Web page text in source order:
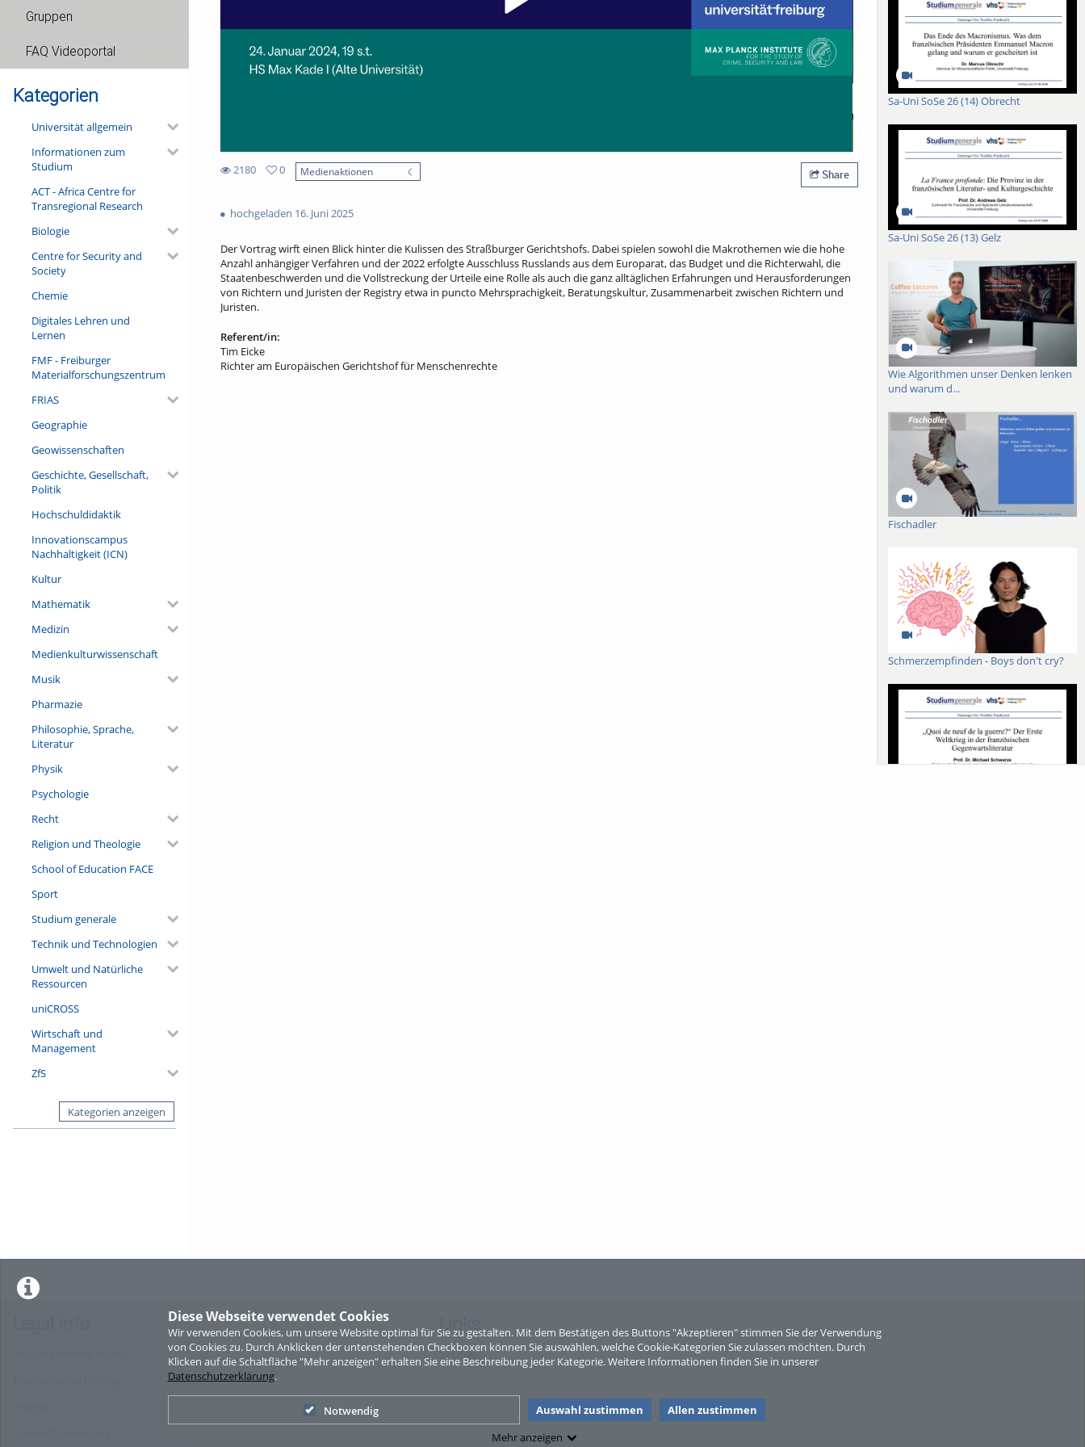
Diese Webseite verwendet Cookies
Wir verwenden Cookies, um unsere Website optimal für Sie zu gestalten. Mit dem Bestätigen des Buttons "Akzeptieren" stimmen Sie der Verwendung
von Cookies zu. Durch Anklicken der untenstehenden Checkboxen können Sie auswählen, welche Cookie-Kategorien Sie zulassen möchten. Durch
Klicken auf die Schaltfläche "Mehr anzeigen" erhalten Sie eine Beschreibung jeder Kategorie. Weitere Informationen finden Sie in unserer
Datenschutzerklärung.
Notwendig Auswahl zustimmen
Allen zustimmen
Mehr anzeigen
Gruppen
FAQ Videoportal
Kategorien
Universität allgemein
Informationen zum
Studium
ACT - Africa Centre for
Transregional Research
Biologie
Centre for Security and
Society
Chemie
Digitales Lehren und
Lernen
FMF - Freiburger
Materialforschungszentrum
FRIAS
Geographie
Geowissenschaften
Geschichte, Gesellschaft,
Politik
Hochschuldidaktik
Innovationscampus
Nachhaltigkeit (ICN)
Kultur
Mathematik
Medizin
Medienkulturwissenschaft
Musik
Pharmazie
Philosophie, Sprache,
Literatur
Physik
Psychologie
Recht
Religion und Theologie
School of Education FACE
Sport
Studium generale
Technik und Technologien
Umwelt und Natürliche
Ressourcen
uniCROSS
Wirtschaft und
Management
ZfS
Kategorien anzeigen
2180
views
0
Medienaktionen Share
hochgeladen 16. Juni 2025
Der Vortrag wirft einen Blick hinter die Kulissen des Straßburger Gerichtshofs. Dabei spielen sowohl die Makrothemen wie die hohe
Anzahl anhängiger Verfahren und der 2022 erfolgte Ausschluss Russlands aus dem Europarat, das Budget und die Richterwahl, die
Staatenbeschwerden und die Vollstreckung der Urteile eine Rolle als auch die ganz alltäglichen Erfahrungen und Herausforderungen
von Richtern und Juristen der Registry etwa in puncto Mehrsprachigkeit, Beratungskultur, Zusammenarbeit zwischen Richtern und
Juristen.
Referent/in:
Tim Eicke
Richter am Europäischen Gerichtshof für Menschenrechte
Sa-Uni SoSe 26 (14) Obrecht
Sa-Uni SoSe 26 (13) Gelz
Wie Algorithmen unser Denken lenken
und warum d...
Fischadler
Schmerzempfinden - Boys don't cry?
Links
Sitemap